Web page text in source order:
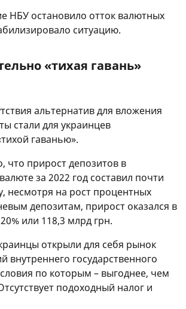
НБУ остановило отток валютных
ситуацию.
«тихая гавань»
альтернатив для вложения
стали для украинцев
гаванью».
что прирост депозитов в
за 2022 год составил почти
несмотря на рост процентных
депозитам, прирост оказался в
или 118,3 млрд грн.
открыли для себя рынок
внутреннего государственного
по которым – выгоднее, чем
подоходный налог и